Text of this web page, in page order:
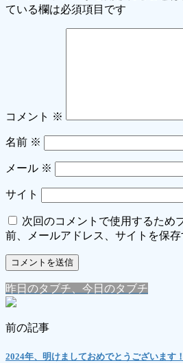
ている欄は必須項目です
コメント ※
名前 ※
メール ※
サイト
次回のコメントで使用するため
前、メールアドレス、サイトを保存
昨日のタブチ、今日のタブチ
前の記事
2024年、明けましておめでとうございます！